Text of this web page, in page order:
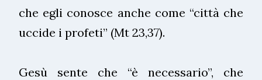
che egli conosce anche come “città che
uccide i profeti” (Mt 23,37).
Gesù sente che “è necessario”, che